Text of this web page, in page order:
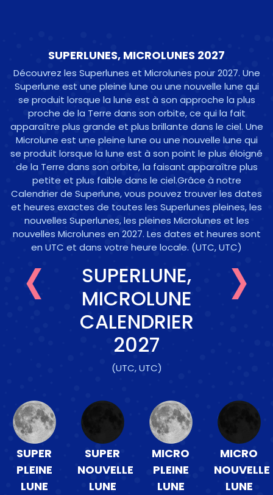
SUPERLUNES, MICROLUNES 2027
Découvrez les Superlunes et Microlunes pour 2027. Une
Superlune est une pleine lune ou une nouvelle lune qui
se produit lorsque la lune est à son approche la plus
proche de la Terre dans son orbite, ce qui la fait
apparaître plus grande et plus brillante dans le ciel. Une
Microlune est une pleine lune ou une nouvelle lune qui
se produit lorsque la lune est à son point le plus éloigné
de la Terre dans son orbite, la faisant apparaître plus
petite et plus faible dans le ciel.Grâce à notre
Calendrier de Superlune, vous pouvez trouver les dates
et heures exactes de toutes les Superlunes pleines, les
nouvelles Superlunes, les pleines Microlunes et les
nouvelles Microlunes en 2027. Les dates et heures sont
en UTC et dans votre heure locale. (UTC, UTC)
‹
SUPERLUNE,
MICROLUNE
CALENDRIER
2027
(UTC, UTC)
›
SUPER
PLEINE
LUNE
SUPER
NOUVELLE
LUNE
MICRO
PLEINE
LUNE
MICRO
NOUVELLE
LUNE